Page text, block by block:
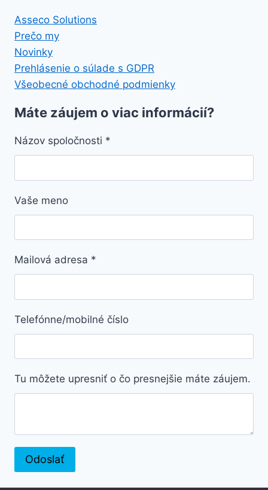
Asseco Solutions
Prečo my
Novinky
Prehlásenie o súlade s GDPR
Všeobecné obchodné podmienky
Máte záujem o viac informácií?
Názov spoločnosti *
Vaše meno
Mailová adresa *
Telefónne/mobilné číslo
Tu môžete upresniť o čo presnejšie máte záujem.
Odoslať